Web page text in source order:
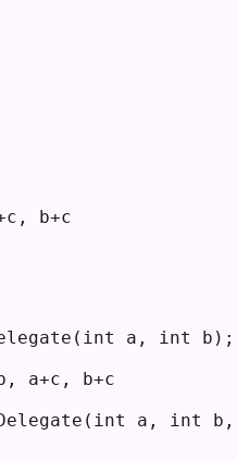
b+c
( int a, int b ) ;
a+c, b+c
( int a, int b,